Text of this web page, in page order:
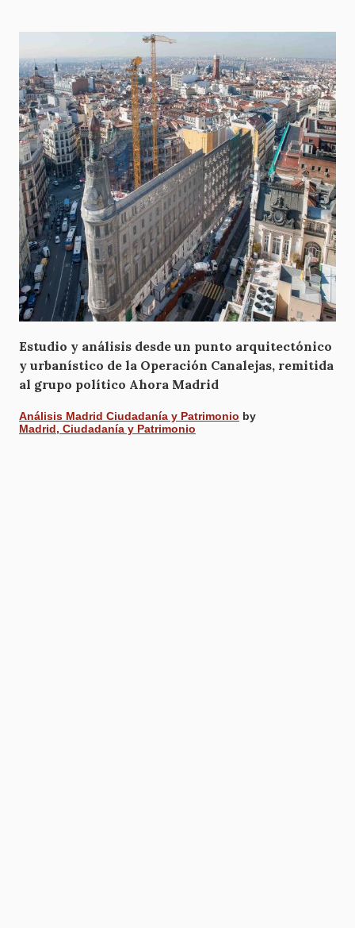
Estudio y análisis desde un punto arquitectónico
y urbanístico de la Operación Canalejas, remitida
al grupo político Ahora Madrid
Análisis Madrid Ciudadanía y Patrimonio by
Madrid, Ciudadanía y Patrimonio